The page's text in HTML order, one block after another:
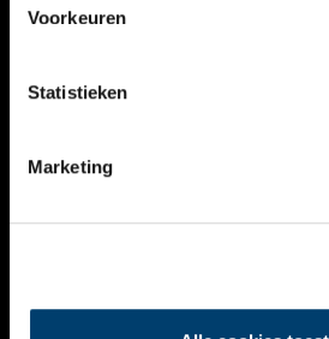
Voorkeuren
Statistieken
Marketing
KALENDER
THEMA’S
VIDEO’S
CONTACT